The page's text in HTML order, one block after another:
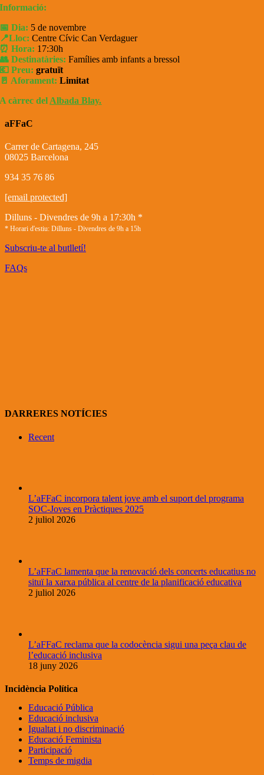
Informació:
📅 Dia: 5 de novembre
📍​Lloc: Centre Cívic Can Verdaguer
⏰ Hora: 17:30h
👥 Destinatàries:Famílies amb infants a bressol
💶 Preu:gratuït
🚪 Aforament: Limitat
A càrrecdel Albada Blay.
aFFaC
Carrer de Cartagena, 245
08025 Barcelona
934 35 76 86
[email protected]
Dilluns - Divendres de 9h a 17:30h *
* Horari d'estiu: Dilluns - Divendres de 9h a 15h
Subscriu-te al butlletí!
FAQs
DARRERES NOTÍCIES
Recent
L’aFFaC incorpora talent jove amb el suport del programa
SOC-Joves en Pràctiques 2025
2 juliol 2026
L’aFFaC lamenta que la renovació dels concerts educatius no
situï la xarxa pública al centre de la planificació educativa
2 juliol 2026
L’aFFaC reclama que la codocència sigui una peça clau de
l’educació inclusiva
18 juny 2026
Incidència Política
Educació Pública
Educació inclusiva
Igualtat i no discriminació
Educació Feminista
Participació
Temps de migdia